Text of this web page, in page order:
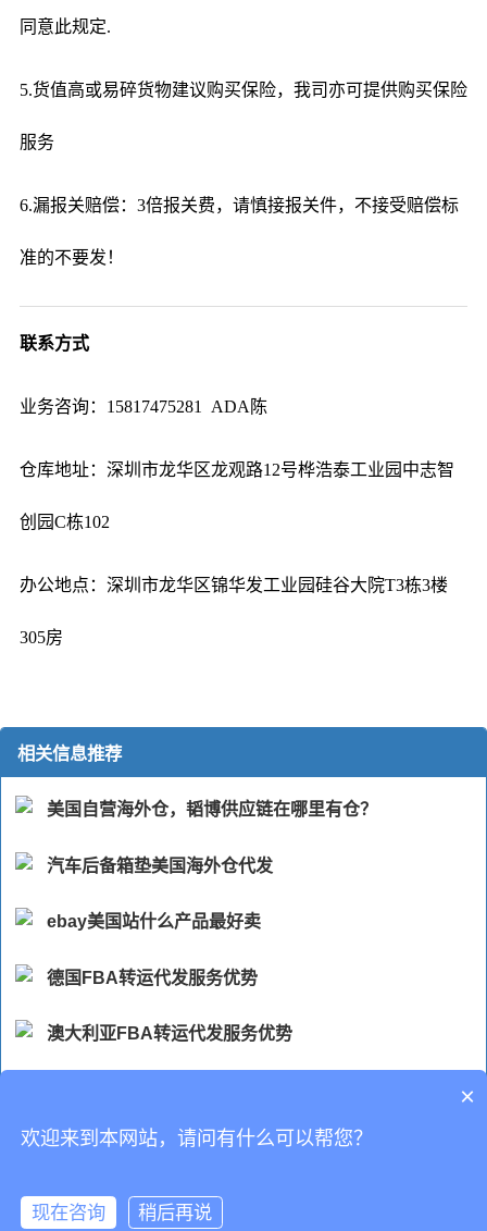
同意此规定.
5.货值高或易碎货物建议购买保险，我司亦可提供购买保险
服务
6.漏报关赔偿：3倍报关费，请慎接报关件，不接受赔偿标
准的不要发！
联系方式
业务咨询：15817475281 ADA陈
仓库地址：深圳市龙华区龙观路12号桦浩泰工业园中志智
创园C栋102
办公地点：深圳市龙华区锦华发工业园硅谷大院T3栋3楼
305房
相关信息推荐
美国自营海外仓，韬博供应链在哪里有仓？
汽车后备箱垫美国海外仓代发
ebay美国站什么产品最好卖
德国FBA转运代发服务优势
澳大利亚FBA转运代发服务优势
×
欢迎来到本网站，请问有什么可以帮您？
现在咨询 稍后再说